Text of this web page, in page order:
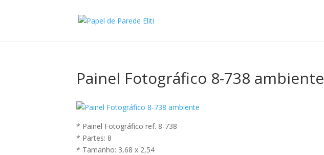
Painel Fotográfico 8-738 ambiente
* Painel Fotográfico ref. 8-738
* Partes: 8
* Tamanho: 3,68 x 2,54